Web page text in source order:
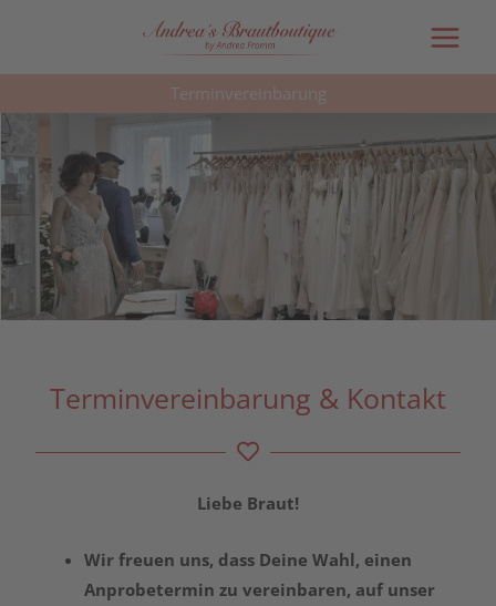
Main
Terminvereinbarung
Terminvereinbarung & Kontakt
Liebe Braut!
Wir freuen uns, dass Deine Wahl, einen
Anprobetermin zu vereinbaren, auf unser